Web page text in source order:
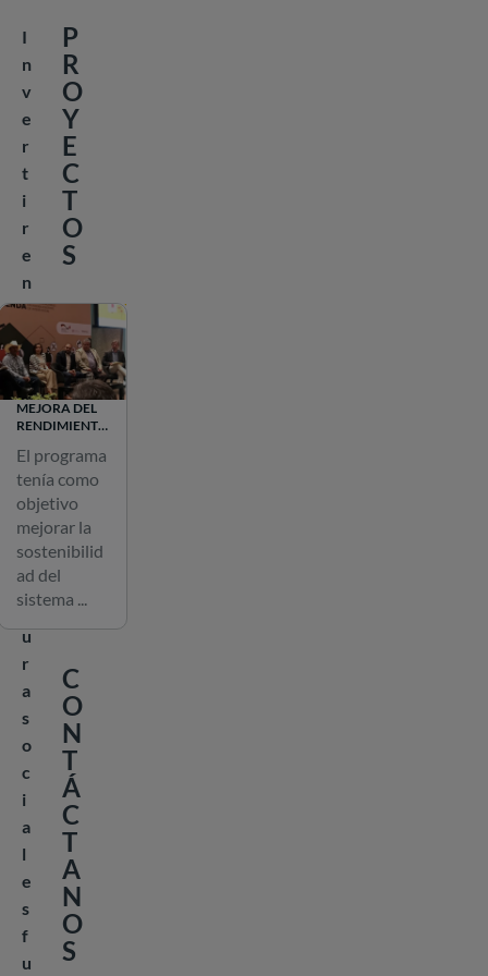
I
n
v
e
r
t
i
r
e
n
i
n
f
r
a
e
s
t
r
u
c
t
u
r
a
s
o
c
i
a
l
e
s
f
u
P
R
O
Y
E
C
T
O
S
MEJORA DEL
RENDIMIENTO
ACTUAL DE
LAS
VIVIENDAS
SOCIALES
MEXICANAS
El programa
tenía como
objetivo
mejorar la
sostenibilid
ad del
sistema ...
C
O
N
T
Á
C
T
A
N
O
S